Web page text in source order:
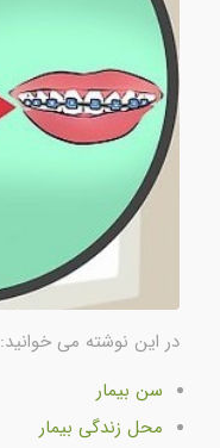
در این نوشته می خوانید:
سن بیمار
محل زندگی بیمار